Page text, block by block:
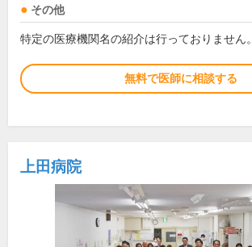
その他
特定の医療機関名の紹介は行っておりません。
無料で医師に相談する
上田病院